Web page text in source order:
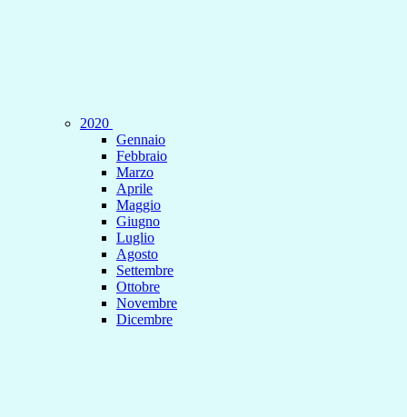
2020
Gennaio
Febbraio
Marzo
Aprile
Maggio
Giugno
Luglio
Agosto
Settembre
Ottobre
Novembre
Dicembre